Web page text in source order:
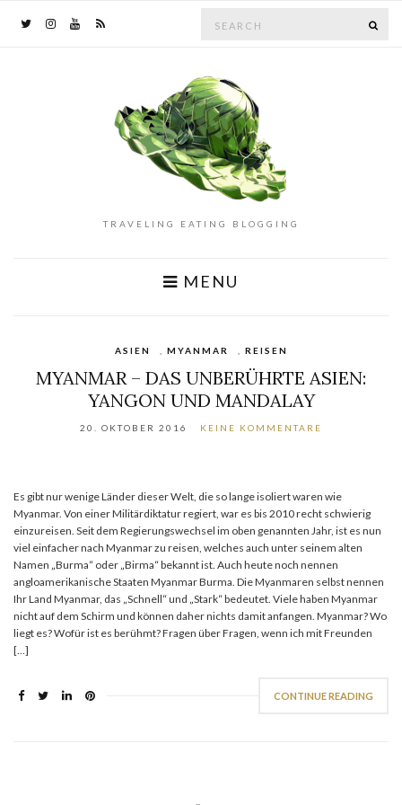
for:
TRAVELING EATING BLOGGING
MENU
ASIEN MYANMAR REISEN
MYANMAR – DAS UNBERÜHRTE ASIEN:
YANGON UND MANDALAY
20. OKTOBER 2016 KEINE KOMMENTARE
Es gibt nur wenige Länder dieser Welt, die so lange isoliert waren wie
Myanmar. Von einer Militärdiktatur regiert, war es bis 2010 recht schwierig
einzureisen. Seit dem Regierungswechsel im oben genannten Jahr, ist es nun
viel einfacher nach Myanmar zu reisen, welches auch unter seinem alten
Namen „Burma“ oder „Birma“ bekannt ist. Auch heute noch nennen
angloamerikanische Staaten Myanmar Burma. Die Myanmaren selbst nennen
Ihr Land Myanmar, das „Schnell“ und „Stark“ bedeutet. Viele haben Myanmar
nicht auf dem Schirm und können daher nichts damit anfangen. Myanmar? Wo
liegt es? Wofür ist es berühmt? Fragen über Fragen, wenn ich mit Freunden
[…]
CONTINUE READING